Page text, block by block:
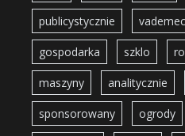
publicystycznie
gospodarka szklo
maszyny analitycznie
sponsorowany ogrody